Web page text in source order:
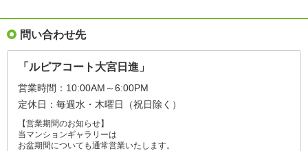
問い合わせ先
「ルピアコート大宮日進」
営業時間：10:00AM～6:00PM
定休日：毎週水・木曜日（祝日除く）
【営業期間のお知らせ】
当マンションギャラリーは
お盆期間についても通常営業いたします。